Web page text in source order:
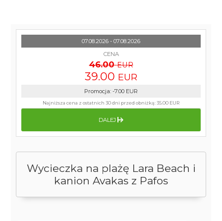
Wycieczka na plażę Lara Beach i
kanion Avakas z Pafos
07.08.2026 - 07.08.2026
CENA
46.00 EUR
39.00 EUR
Promocja: -7.00 EUR
Najniższa cena z ostatnich 30 dni przed obniżką:35.00 EUR
DALEJ